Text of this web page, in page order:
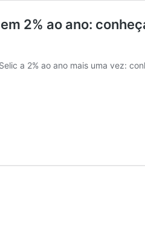
2% ao ano:
Selic a 2% ao ano mais uma vez: